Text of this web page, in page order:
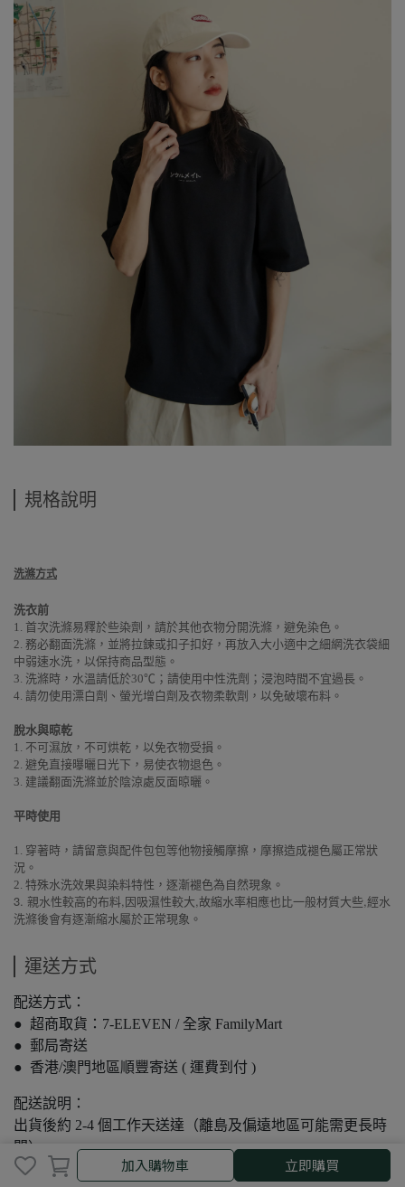
取消 完成
加入購物車 立即購買
規格說明
洗滌方式
洗衣前
1. 首次洗滌易釋於些染劑，請於其他衣物分開洗滌，避免染色。
2. 務必翻面洗滌，並將拉鍊或扣子扣好，再放入大小適中之細網洗衣袋細
中弱速水洗，以保持商品型態。
3. 洗滌時，水溫請低於30℃；請使用中性洗劑；浸泡時間不宜過長。
4. 請勿使用漂白劑、螢光增白劑及衣物柔軟劑，以免破壞布料。
脫水與晾乾
1. 不可濕放，不可烘乾，以免衣物受損。
2. 避免直接曝曬日光下，易使衣物退色。
3. 建議翻面洗滌並於陰涼處反面晾曬。
平時使用
1. 穿著時，請留意與配件包包等他物接觸摩擦，摩擦造成褪色屬正常狀
況。
2. 特殊水洗效果與染料特性，逐漸褪色為自然現象。
3. 親水性較高的布料, 因吸濕性較大,故縮水率相應也比一般材質大些,經水
洗滌後會有逐漸縮水屬於正常現象。
運送方式
配送方式：
● 超商取貨：7-ELEVEN / 全家 FamilyMart
● 郵局寄送
● 香港/澳門地區順豐寄送 ( 運費到付 )
配送說明：
出貨後約 2-4 個工作天送達（離島及偏遠地區可能需更長時
間）